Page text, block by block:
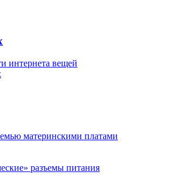
интернета вещей
материнскими платами
разъемы питания